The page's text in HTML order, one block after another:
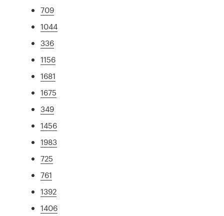
709
1044
336
1156
1681
1675
349
1456
1983
725
761
1392
1406